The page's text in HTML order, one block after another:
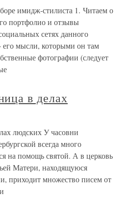
имидж-стилиста 1. Читаем о
портфолио и отзывы
сетях данного
его мысли, которыми он там
фотографии (следует
в делах
людских У часовни
всегда много
на помощь святой. А в церковь
Матери, находящуюся
приходит множество писем от